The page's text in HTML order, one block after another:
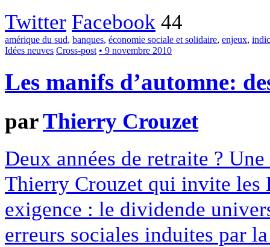
Twitter Facebook 44
amérique du sud, banques, économie sociale et solidaire, enjeux,
Idées neuves Cross-post • 9 novembre 2010
Les manifs d’automne:
parThierry Crouzet
Deux années de retraite ?
Thierry Crouzet qui invite les
exigence : le dividende
erreurs sociales induites par